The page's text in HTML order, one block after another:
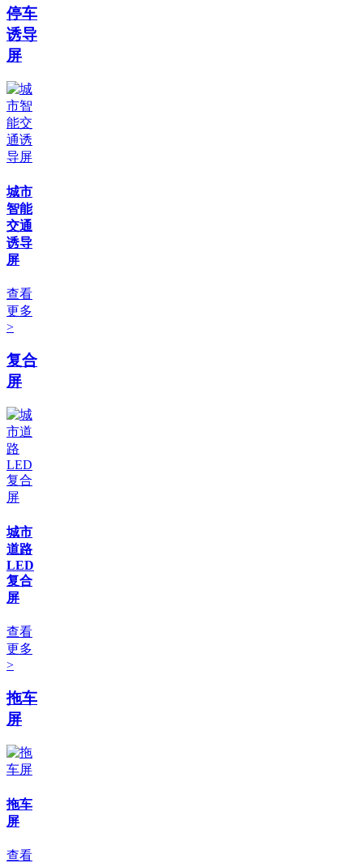
停车
诱导
屏
城市
智能
交通
诱导
屏
查看
更多
>
复合
屏
城市
道路
LED
复合
屏
查看
更多
>
拖车
屏
拖车
屏
查看